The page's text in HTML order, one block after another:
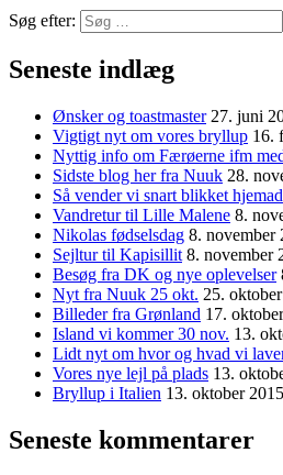
Søg efter:
Seneste indlæg
Ønsker og toastmaster 27. juni
Vigtigt nyt om vores bryllup 16.
Nyttig info om Færøerne ifm
Sidste blog her fra Nuuk 28.
Så vender vi snart blikket hjemad
Vandretur til Lille Malene 8.
Nikolas fødselsdag 8. november
Sejltur til Kapisillit 8. november
Besøg fra DK og nye oplevelser
Nyt fra Nuuk 25 okt. 25.
Billeder fra Grønland 17.
Island vi kommer 30 nov. 13.
Lidt nyt om hvor og hvad vi
Vores nye lejl på plads 13.
Bryllup i Italien 13. oktober 2015
Seneste kommentarer